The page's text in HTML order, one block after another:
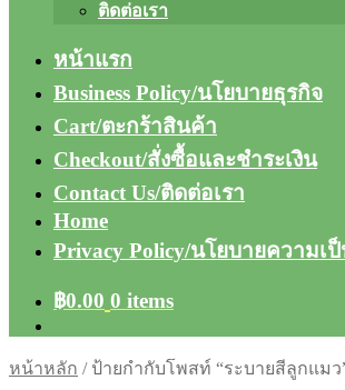
ติดต่อเรา
หน้าแรก
Business Policy/นโยบายธุรกิจ
Cart/ตะกร้าสินค้า
Checkout/สั่งซื้อและชำระเงิน
Contact Us/ติดต่อเรา
Home
Privacy Policy/นโยบายความเ
฿0.00 0 items
หน้าหลัก / ป้ายกำกับโพสท์ “ระบายสีลูกแมว